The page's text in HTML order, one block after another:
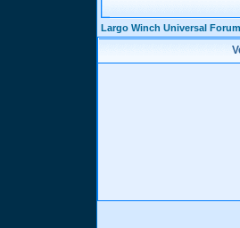
Largo Winch Universal